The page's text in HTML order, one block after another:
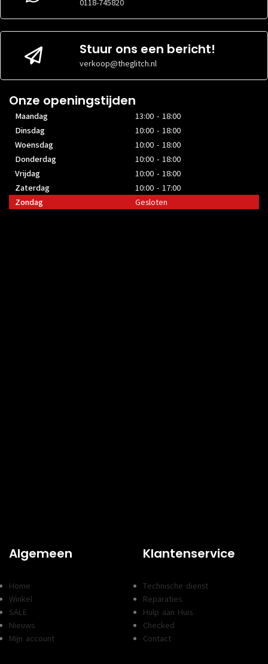
0118-745820
Stuur ons een bericht!
verkoop@theglitch.nl
Onze openingstijden
Maandag
13:00 - 18:00
Dinsdag
10:00 - 18:00
Woensdag
10:00 - 18:00
Donderdag
10:00 - 18:00
Vrijdag
10:00 - 18:00
Zaterdag
10:00 - 17:00
Zondag
Gesloten
Algemeen
Home
Winkel
SALE
Nieuws
Mijn account
Klantenservice
Technische dienst
Reparaties
Hulp aan Huis
Checked
Contact